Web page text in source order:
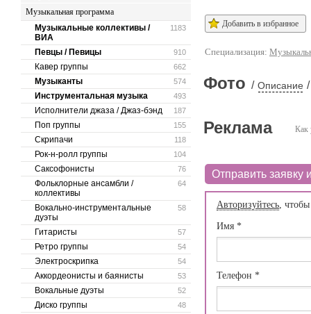
Музыкальная программа
1183
Музыкальные коллективы /
ВИА
910
Певцы / Певицы
662
Кавер группы
574
Музыканты
493
Инструментальная музыка
187
Исполнители джаза / Джаз-бэнд
155
Поп группы
118
Скрипачи
104
Рок-н-ролл группы
76
Саксофонисты
64
Фольклорные ансамбли /
коллективы
58
Вокально-инструментальные
дуэты
57
Гитаристы
54
Ретро группы
54
Электроскрипка
53
Аккордеонисты и баянисты
52
Вокальные дуэты
48
Диско группы
Добавить в избранное
Специализация:
Фото / Описание /
Как
Реклама
Отправить заявку
Авторизуйтесь,
Имя *
Телефон *